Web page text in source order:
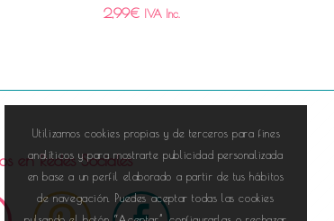
2,99€ IVA Inc.
en Redes Sociales
Utilizamos cookies propias y de terceros para fines
analíticos y para mostrarte publicidad personalizada
en base a un perfil elaborado a partir de tus hábitos
de navegación. Puedes aceptar todas las cookies